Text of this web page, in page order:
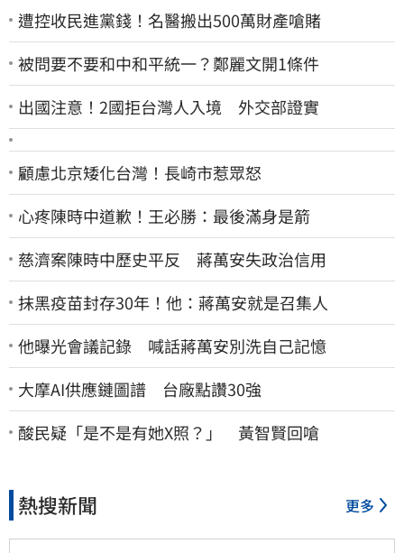
遭控收民進黨錢！名醫搬出500萬財產嗆賭
被問要不要和中和平統一？鄭麗文開1條件
出國注意！2國拒台灣人入境 外交部證實
顧慮北京矮化台灣！長崎市惹眾怒
心疼陳時中道歉！王必勝：最後滿身是箭
慈濟案陳時中歷史平反 蔣萬安失政治信用
抹黑疫苗封存30年！他：蔣萬安就是召集人
他曝光會議記錄 喊話蔣萬安別洗自己記憶
大摩AI供應鏈圖譜 台廠點讚30強
酸民疑「是不是有她X照？」 黃智賢回嗆
熱搜新聞 更多